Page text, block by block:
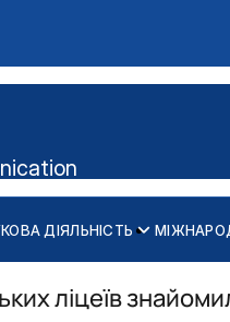
ДІЯЛЬНІСТЬ
ліцеїв